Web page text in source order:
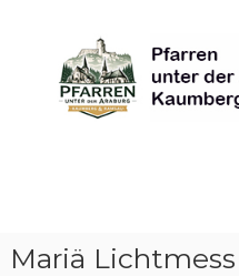
content
unter
derAraburg
Kaumberg
Mariä Lichtmess